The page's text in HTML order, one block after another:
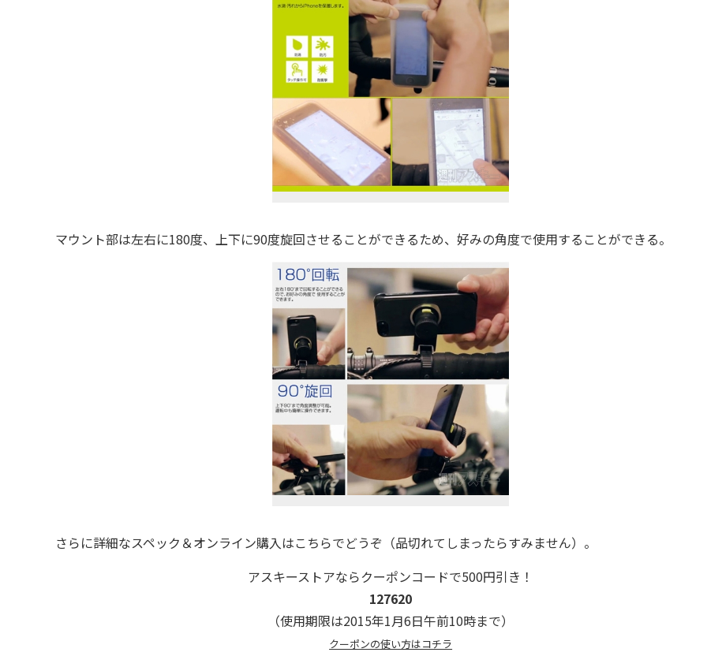
マウント部は左右に180度、上下に90度旋回させることができるため、好みの角度で使用することができる。
さらに詳細なスペック＆オンライン購入はこちらでどうぞ（品切れてしまったらすみません）。
アスキーストアならクーポンコードで500円引き！
127620
（使用期限は2015年1月6日午前10時まで）
クーポンの使い方はコチラ